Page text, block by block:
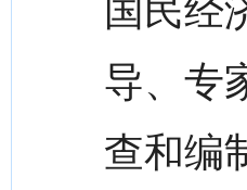
国民经
导、专
查和编